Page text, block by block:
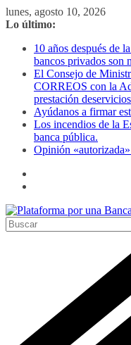
Saltar
al
lunes, agosto 10, 2026
Lo último:
10 años después de
bancos privados son
El Consejo de
CORREOS con la
prestación
Ayúdanos a firmar
Los incendios de la
banca pública.
Opinión